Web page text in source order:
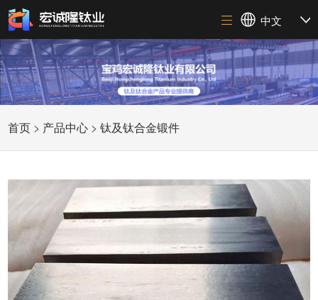
中文
首页 > 产品中心 >钛及钛合金锻件